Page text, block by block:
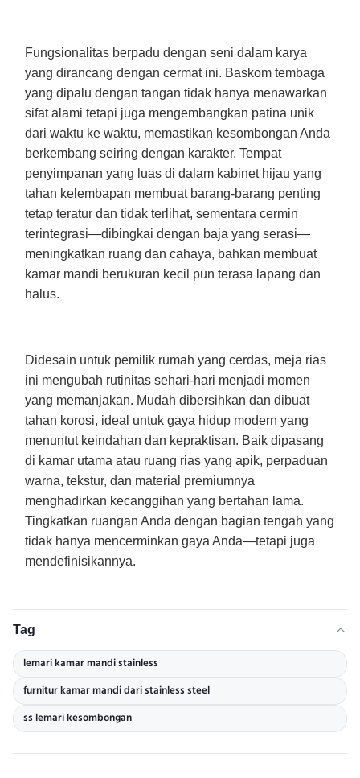
Fungsionalitas berpadu dengan seni dalam karya
yang dirancang dengan cermat ini. Baskom tembaga
yang dipalu dengan tangan tidak hanya menawarkan
sifat alami tetapi juga mengembangkan patina unik
dari waktu ke waktu, memastikan kesombongan Anda
berkembang seiring dengan karakter. Tempat
penyimpanan yang luas di dalam kabinet hijau yang
tahan kelembapan membuat barang-barang penting
tetap teratur dan tidak terlihat, sementara cermin
terintegrasi—dibingkai dengan baja yang serasi—
meningkatkan ruang dan cahaya, bahkan membuat
kamar mandi berukuran kecil pun terasa lapang dan
halus.
Didesain untuk pemilik rumah yang cerdas, meja rias
ini mengubah rutinitas sehari-hari menjadi momen
yang memanjakan. Mudah dibersihkan dan dibuat
tahan korosi, ideal untuk gaya hidup modern yang
menuntut keindahan dan kepraktisan. Baik dipasang
di kamar utama atau ruang rias yang apik, perpaduan
warna, tekstur, dan material premiumnya
menghadirkan kecanggihan yang bertahan lama.
Tingkatkan ruangan Anda dengan bagian tengah yang
tidak hanya mencerminkan gaya Anda—tetapi juga
mendefinisikannya.
Tag
lemari kamar mandi stainless
furnitur kamar mandi dari stainless steel
ss lemari kesombongan